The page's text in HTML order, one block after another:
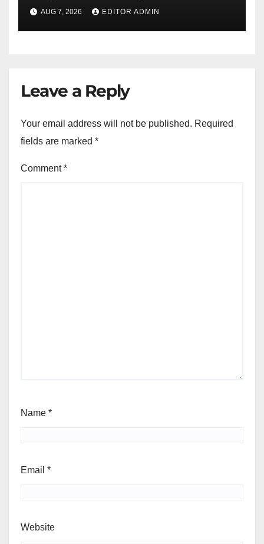
AUG 7, 2026 EDITOR ADMIN
Leave a Reply
Your email address will not be published. Required
fields are marked *
Comment*
Name *
Email *
Website